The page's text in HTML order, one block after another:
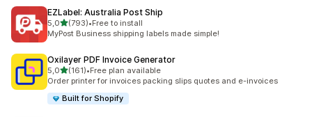
EZLabel: Australia Post Ship
5,0/ 5 tähteä
(793)
793 arvostelua yhteensä
•Free to install
MyPost Business shipping labels made simple!
Oxilayer PDF Invoice Generator
5,0/ 5 tähteä
(161)
161 arvostelua yhteensä
•Free plan available
Order printer for invoices packing slips quotes and e-invoices
Built for Shopify